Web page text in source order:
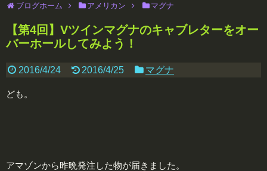
ブログホーム アメリカン マグナ
【第4回】Vツインマグナのキャブレターをオー
バーホールしてみよう！
2016/4/24 2016/4/25 マグナ
ども。
アマゾンから昨晩発注した物が届きました。